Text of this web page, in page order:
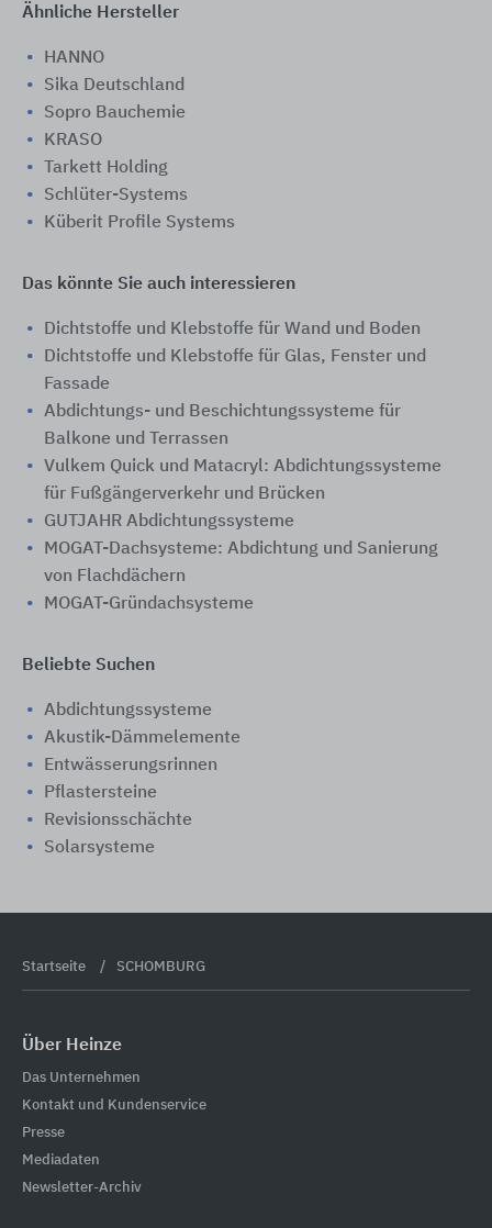
Ähnliche Hersteller
HANNO
Sika Deutschland
Sopro Bauchemie
KRASO
Tarkett Holding
Schlüter-Systems
Küberit Profile Systems
Das könnte Sie auch interessieren
Dichtstoffe und Klebstoffe für Wand und Boden
Dichtstoffe und Klebstoffe für Glas, Fenster und
Fassade
Abdichtungs- und Beschichtungssysteme für
Balkone und Terrassen
Vulkem Quick und Matacryl: Abdichtungssysteme
für Fußgängerverkehr und Brücken
GUTJAHR Abdichtungssysteme
MOGAT-Dachsysteme: Abdichtung und Sanierung
von Flachdächern
MOGAT-Gründachsysteme
Beliebte Suchen
Abdichtungssysteme
Akustik-Dämmelemente
Entwässerungsrinnen
Pflastersteine
Revisionsschächte
Solarsysteme
Startseite SCHOMBURG
Über Heinze
Das Unternehmen
Kontakt und Kundenservice
Presse
Mediadaten
Newsletter-Archiv